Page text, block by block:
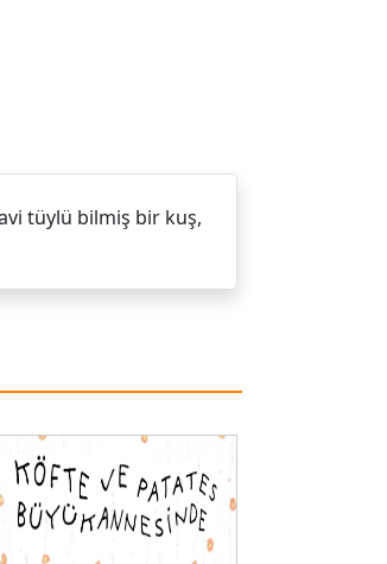
tüylü bilmiş bir kuş,